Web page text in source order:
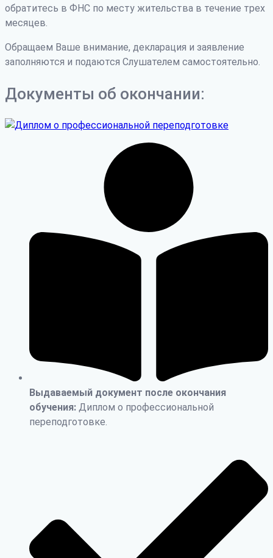
обратитесь в ФНС по месту жительства в течение трех
месяцев.
Обращаем Ваше внимание, декларация и заявление
заполняются и подаются Слушателем самостоятельно.
Документы об окончании:
Выдаваемый документ после окончания
обучения: Диплом о профессиональной
переподготовке.